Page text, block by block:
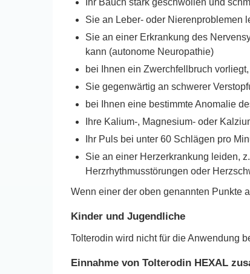
Ihr Bauch stark geschwollen und
Sie an Leber- oder Nierenproblemen
Sie an einer Erkrankung des
kann (autonome Neuropathie)
bei Ihnen ein Zwerchfellbruch
Sie gegenwärtig an schwerer
bei Ihnen eine bestimmte Anomalie
Ihre Kalium-, Magnesium- oder
Ihr Puls bei unter 60 Schlägen pro
Sie an einer Herzerkrankung leiden,
Herzrhythmusstörungen oder
Wenn einer der oben genannten Punkte
Kinder und Jugendliche
Tolterodin wird nicht für die Anwendung
Einnahme von Tolterodin HEXAL